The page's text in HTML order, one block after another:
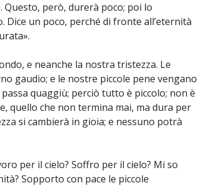
Questo, però, durerà poco; poi lo
un poco, perché di fronte all’eternità
e neanche la nostra tristezza. Le
gaudio; e le nostre piccole pene vengano
quaggiù; perciò tutto è piccolo; non è
quello che non termina mai, ma dura per
si cambierà in gioia; e nessuno potrà
per il cielo? Soffro per il cielo? Mi so
Sopporto con pace le piccole